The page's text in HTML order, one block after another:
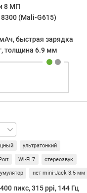
8 МП
(Mali-G615)
быстрая зарядка
толщина 6.9 мм
ультратонкий
Wi-Fi 7 стереозвук
нет mini-Jack 3.5 мм
пикс, 315 ppi, 144 Гц